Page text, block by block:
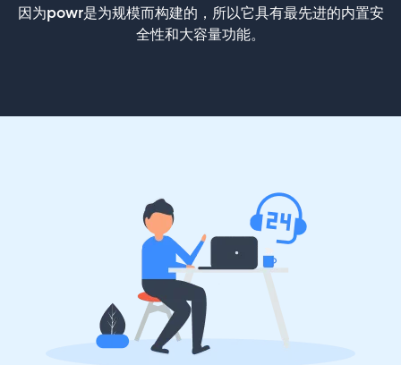
因为powr是为规模而构建的，所以它具有最先进的内置安
全性和大容量功能。